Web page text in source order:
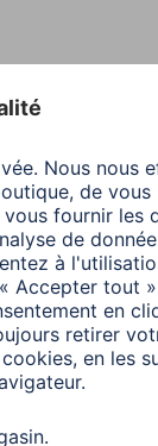
Choisissez un pays